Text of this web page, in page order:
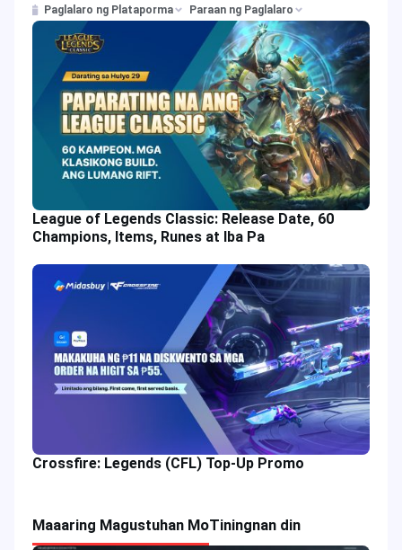
Paglalaro ng Plataporma Paraan ng Paglalaro
League of Legends Classic: Release Date, 60
Champions, Items, Runes at Iba Pa
Crossfire: Legends (CFL) Top-Up Promo
Maaaring Magustuhan MoTiningnan din